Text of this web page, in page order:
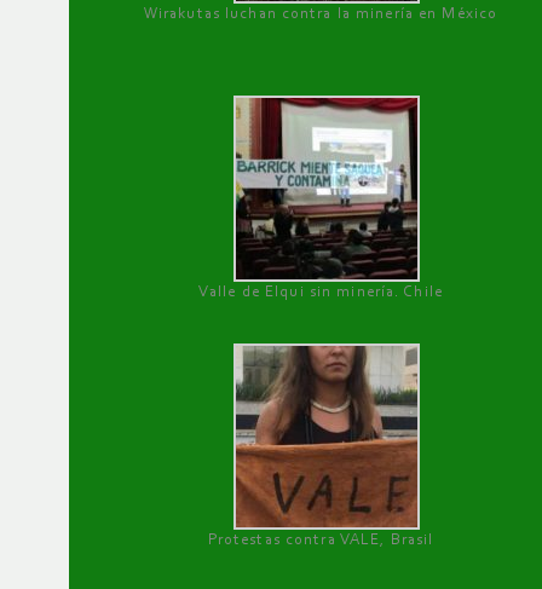
Wirakutas luchan contra la minería en México
Valle de Elqui sin minería. Chile
Protestas contra VALE, Brasil